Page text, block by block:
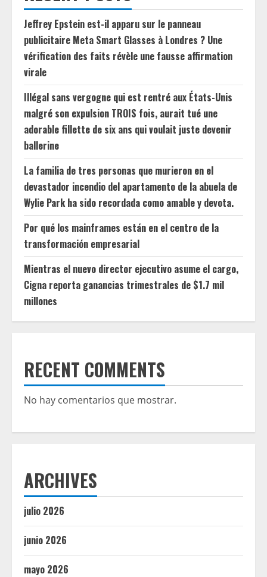
Jeffrey Epstein est-il apparu sur le panneau
publicitaire Meta Smart Glasses à Londres ? Une
vérification des faits révèle une fausse affirmation
virale
Illégal sans vergogne qui est rentré aux États-Unis
malgré son expulsion TROIS fois, aurait tué une
adorable fillette de six ans qui voulait juste devenir
ballerine
La familia de tres personas que murieron en el
devastador incendio del apartamento de la abuela de
Wylie Park ha sido recordada como amable y devota.
Por qué los mainframes están en el centro de la
transformación empresarial
Mientras el nuevo director ejecutivo asume el cargo,
Cigna reporta ganancias trimestrales de $1.7 mil
millones
RECENT COMMENTS
No hay comentarios que mostrar.
ARCHIVES
julio 2026
junio 2026
mayo 2026